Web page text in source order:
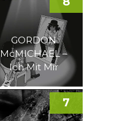
GORDON
McMICHAEL –
Ich Mit Mir
7